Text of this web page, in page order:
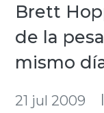
Brett
de la
mismo
21 jul 2009 l